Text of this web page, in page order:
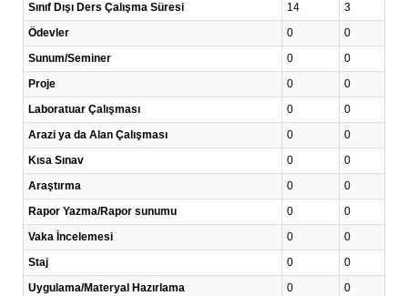
Sınıf Dışı Ders Çalışma Süresi
14 3
Ödevler
0 0
Sunum/Seminer
0 0
Proje
0 0
Laboratuar Çalışması
0 0
Arazi ya da Alan Çalışması
0 0
Kısa Sınav
0 0
Araştırma
0 0
Rapor Yazma/Rapor sunumu
0 0
Vaka İncelemesi
0 0
Staj
0 0
Uygulama/Materyal Hazırlama
0 0